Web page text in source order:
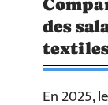
des
textiles
En 2025,